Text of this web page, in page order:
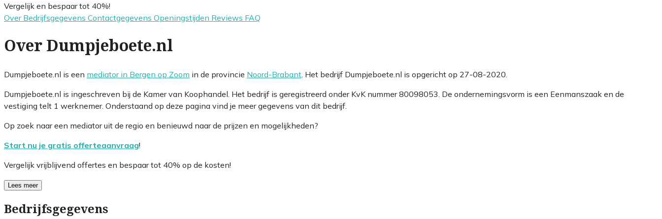
Vergelijk en bespaar tot 40%!
Over Bedrijfsgegevens Contactgegevens Openingstijden Reviews FAQ
Over Dumpjeboete.nl
Dumpjeboete.nl is een mediator in Bergen op Zoom in de provincie Noord-Brabant . Het bedrijf Dumpjeboete.nl is opgericht op 27-08-2020.
Dumpjeboete.nl is ingeschreven bij de Kamer van Koophandel. Het bedrijf is geregistreerd onder KvK nummer 80098053. De ondernemingsvorm is een Eenmanszaak en de
vestiging telt 1 werknemer. Onderstaand op deze pagina vind je meer gegevens van dit bedrijf.
Op zoek naar een mediator uit de regio en benieuwd naar de prijzen en mogelijkheden?
Start nu je gratis offerteaanvraag!
Vergelijk vrijblijvend offertes en bespaar tot 40% op de kosten!
Lees meer
Bedrijfsgegevens